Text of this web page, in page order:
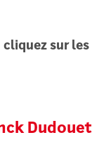
cliquez sur les
Dudouet